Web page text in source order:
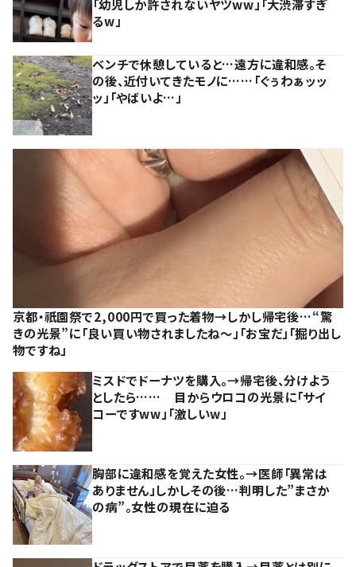
「幼児しか許されないヤツww」「大渋滞すぎ
るw」
ベンチで休憩していると…遠方に違和感。そ
の後、近付いてきたモノに……「ぐぅわぁッッ
ッ」「やばいよ…」
京都・祇園祭で2,000円で買った着物→しかし帰宅後…“驚
きの光景”に「良い買い物されましたね～」「お宝だ」「掘り出し
物ですね」
ミスドでドーナツを購入。→帰宅後、分けよう
としたら…… 目からウロコの光景に「サイ
コーですww」「激しいw」
胸部に違和感を覚えた女性。→医師「異常は
ありません」しかしその後…判明した”まさか
の病”。女性の現在に迫る